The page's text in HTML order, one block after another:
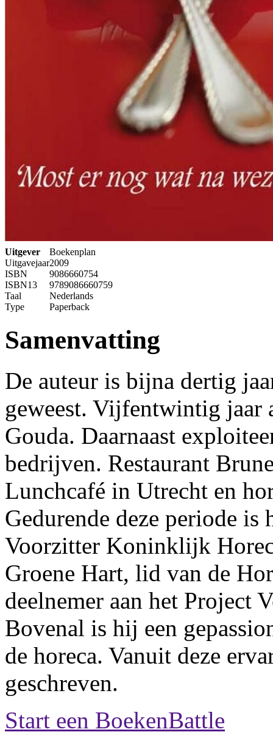
Uitgever
Boekenplan
Uitgavejaar2009
ISBN
9086660754
ISBN13
9789086660759
Taal
Nederlands
Type
Paperback
Samenvatting
De auteur is bijna dertig
geweest. Vijfentwintig jaar
Gouda. Daarnaast
bedrijven. Restaurant
Lunchcafé in Utrecht en
Gedurende deze periode
Voorzitter Koninklijk
Groene Hart, lid van de
deelnemer aan het Project
Bovenal is hij een
de horeca. Vanuit deze
geschreven.
Start een BoekenBattle